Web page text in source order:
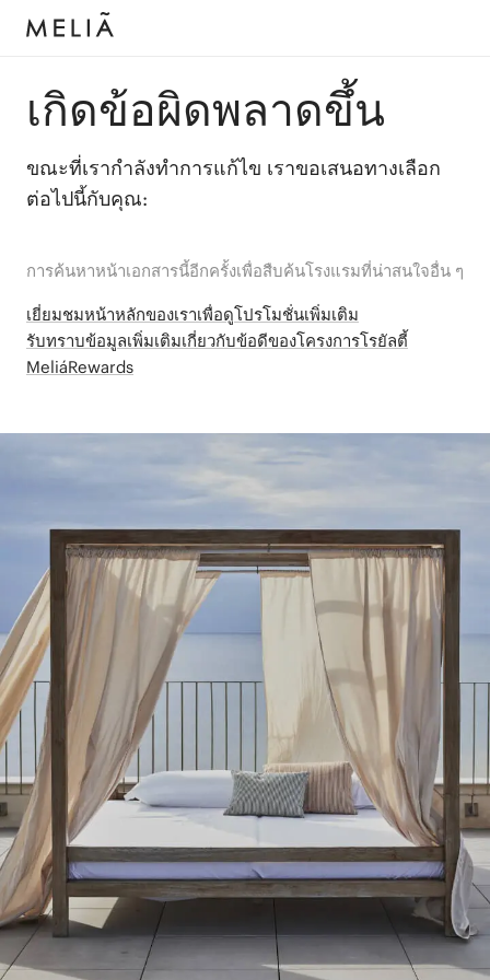
เกิดข้อผิดพลาดขึ้น
ขณะที่เรากำลังทำการแก้ไข เราขอเสนอทางเลือก
ต่อไปนี้กับคุณ:
การค้นหาหน้าเอกสารนี้อีกครั้งเพื่อสืบค้นโรงแรมที่น่าสนใจอื่น ๆ
เยี่ยมชมหน้าหลักของเราเพื่อดูโปรโมชั่นเพิ่มเติม
รับทราบข้อมูลเพิ่มเติมเกี่ยวกับข้อดีของโครงการโรยัลตี้
MeliáRewards